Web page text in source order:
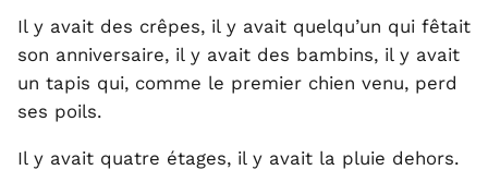
Il y avait des crêpes, il y avait quelqu’un qui fêtait
son anniversaire, il y avait des bambins, il y avait
un tapis qui, comme le premier chien venu, perd
ses poils.
Il y avait quatre étages, il y avait la pluie dehors.